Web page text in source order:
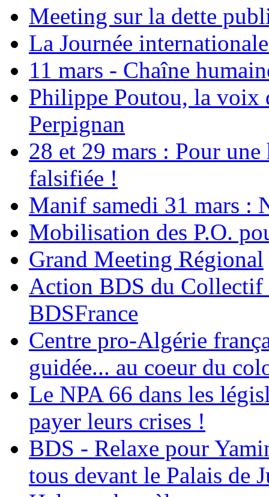
Meeting sur la dette
La Journée
11 mars - Chaîne
Philippe Poutou, la voix
Perpignan
28 et 29 mars : Pour
falsifiée !
Manif samedi 31 mars :
Mobilisation des P.O.
Grand Meeting Régional
Action BDS du Collectif
BDSFrance
Centre pro-Algérie
guidée... au coeur du
Le NPA 66 dans les
payer leurs crises !
BDS - Relaxe pour
tous devant le Palais de